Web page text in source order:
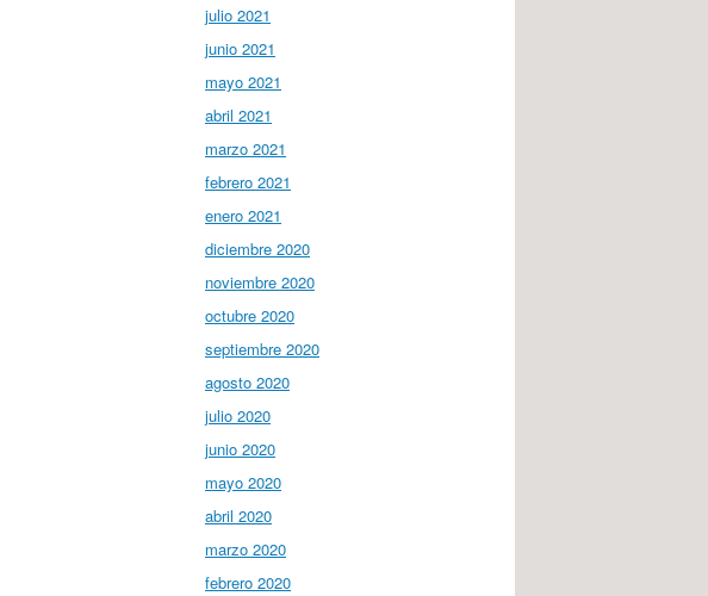
julio 2021
junio 2021
mayo 2021
abril 2021
marzo 2021
febrero 2021
enero 2021
diciembre 2020
noviembre 2020
octubre 2020
septiembre 2020
agosto 2020
julio 2020
junio 2020
mayo 2020
abril 2020
marzo 2020
febrero 2020